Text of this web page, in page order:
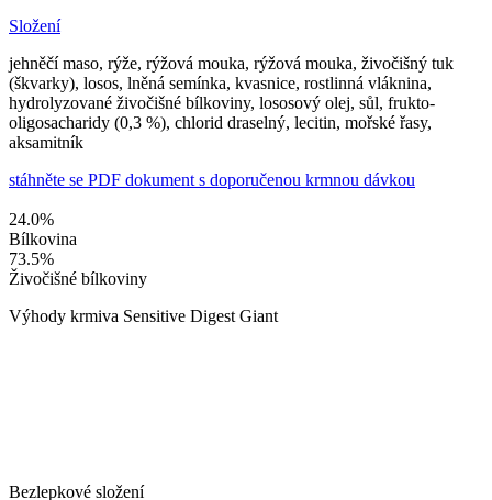
Složení
jehněčí maso, rýže, rýžová mouka, rýžová mouka, živočišný tuk
(škvarky), losos, lněná semínka, kvasnice, rostlinná vláknina,
hydrolyzované živočišné bílkoviny, lososový olej, sůl, frukto-
oligosacharidy (0,3 %), chlorid draselný, lecitin, mořské řasy,
aksamitník
stáhněte se PDF dokument s doporučenou krmnou dávkou
24.0%
Bílkovina
73.5%
Živočišné bílkoviny
Výhody krmiva Sensitive Digest Giant
Bezlepkové složení